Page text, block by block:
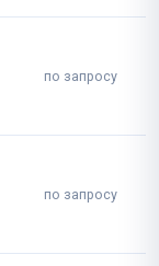
по запросу
по запросу